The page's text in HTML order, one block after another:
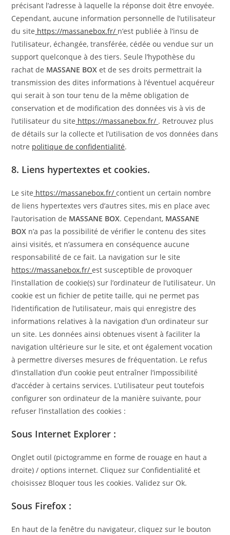
précisant l’adresse à laquelle la réponse doit être envoyée.
Cependant, aucune information personnelle de l’utilisateur
du site https://massanebox.fr/ n’est publiée à l’insu de
l’utilisateur, échangée, transférée, cédée ou vendue sur un
support quelconque à des tiers. Seule l’hypothèse du
rachat de MASSANE BOX et de ses droits permettrait la
transmission des dites informations à l’éventuel acquéreur
qui serait à son tour tenu de la même obligation de
conservation et de modification des données vis à vis de
l’utilisateur du site https://massanebox.fr/ . Retrouvez plus
de détails sur la collecte et l’utilisation de vos données dans
notre politique de confidentialité.
8. Liens hypertextes et cookies.
Le site https://massanebox.fr/contient un certain nombre
de liens hypertextes vers d’autres sites, mis en place avec
l’autorisation de MASSANE BOX. Cependant, MASSANE
BOX n’a pas la possibilité de vérifier le contenu des sites
ainsi visités, et n’assumera en conséquence aucune
responsabilité de ce fait. La navigation sur le site
https://massanebox.fr/est susceptible de provoquer
l’installation de cookie(s) sur l’ordinateur de l’utilisateur. Un
cookie est un fichier de petite taille, qui ne permet pas
l’identification de l’utilisateur, mais qui enregistre des
informations relatives à la navigation d’un ordinateur sur
un site. Les données ainsi obtenues visent à faciliter la
navigation ultérieure sur le site, et ont également vocation
à permettre diverses mesures de fréquentation. Le refus
d’installation d’un cookie peut entraîner l’impossibilité
d’accéder à certains services. L’utilisateur peut toutefois
configurer son ordinateur de la manière suivante, pour
refuser l’installation des cookies :
Sous Internet Explorer :
Onglet outil (pictogramme en forme de rouage en haut a
droite) / options internet. Cliquez sur Confidentialité et
choisissez Bloquer tous les cookies. Validez sur Ok.
Sous Firefox :
En haut de la fenêtre du navigateur, cliquez sur le bouton